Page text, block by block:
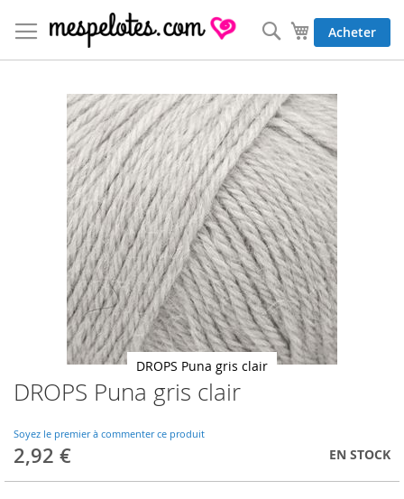
au
contenu
Mon panier
Acheter
Rechercher
DROPS Puna gris clair
Soyez le premier à commenter ce produit
2,92 € EN STOCK
DROPS Puna gris clair
Skip
to
beginning
of
the